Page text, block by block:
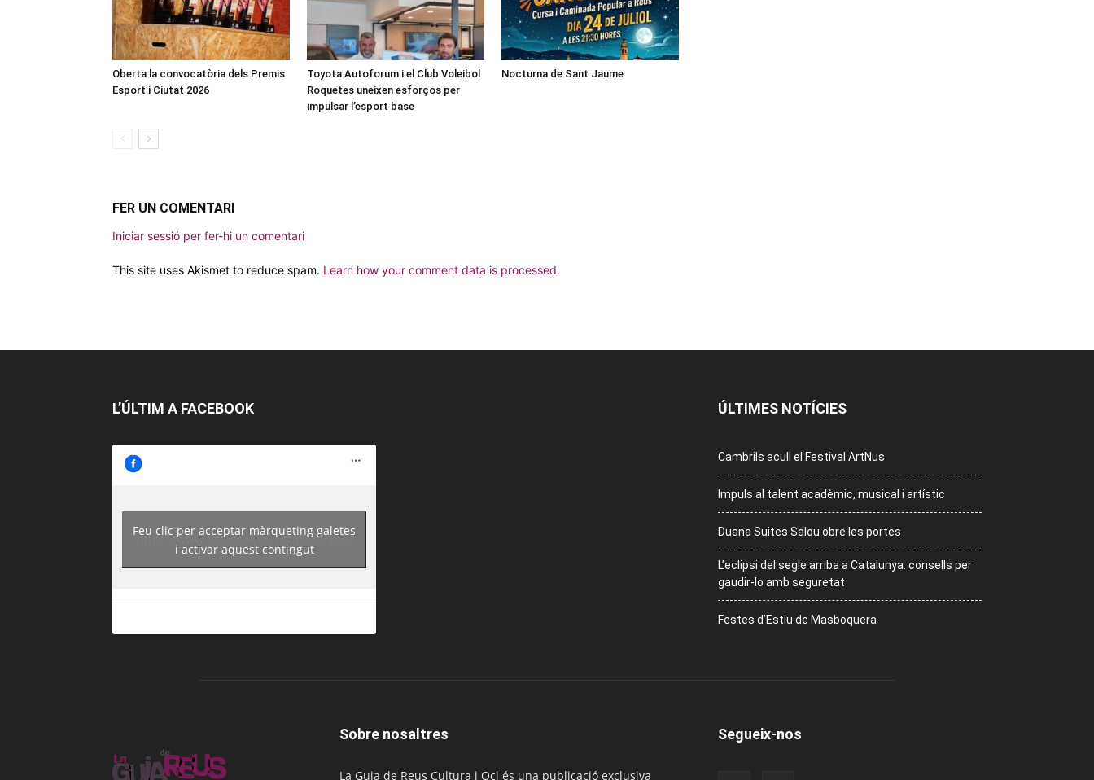
Oberta la convocatòria dels Premis
Esport i Ciutat 2026
Toyota Autoforum i el Club Voleibol
Roquetes uneixen esforços per
impulsar l’esport base
Nocturna de Sant Jaume
FER UN COMENTARI
Iniciar sessió per fer-hi un comentari
This site uses Akismet to reduce spam. Learn how your comment data is processed.
L’ÚLTIM A FACEBOOK
https://www.facebook.com/guiadereus/
Feu clic per acceptar màrqueting galetes
i activar aquest contingut
ÚLTIMES NOTÍCIES
Cambrils acull el Festival ArtNus
Impuls al talent acadèmic, musical i artístic
Duana Suites Salou obre les portes
L’eclipsi del segle arriba a Catalunya: consells per
gaudir-lo amb seguretat
Festes d’Estiu de Masboquera
Sobre nosaltres
La Guia de Reus Cultura i Oci és una publicació exclusiva
Segueix-nos